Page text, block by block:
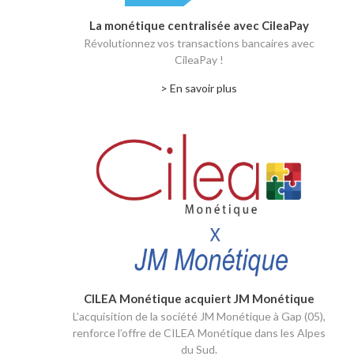
La monétique centralisée avec CileaPay
Révolutionnez vos transactions bancaires avec
CileaPay !
> En savoir plus
CILEA Monétique acquiert JM Monétique
L’acquisition de la société JM Monétique à Gap (05),
renforce l’offre de CILEA Monétique dans les Alpes
du Sud.